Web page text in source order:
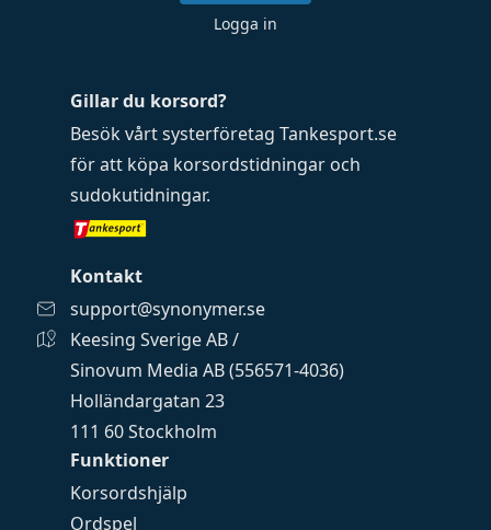
Funktioner
Korsordshjälp
Ordspel
Gillar du korsord?
Besök vårt systerföretag Tankesport.se
för att köpa korsordstidningar och
sudokutidningar.
Kontakt
support@synonymer.se
Keesing Sverige AB /
Sinovum Media AB (556571-4036)
Holländargatan 23
111 60 Stockholm
Logga in